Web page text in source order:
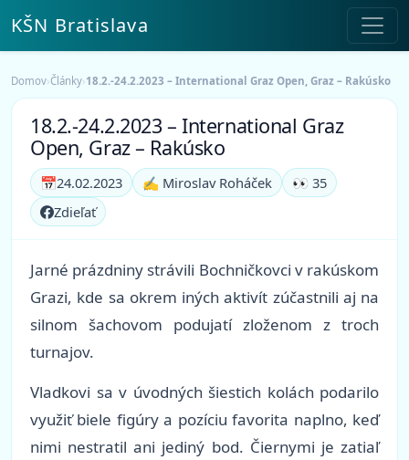
KŠN Bratislava
Domov›Články›18.2.-24.2.2023 – International Graz Open, Graz – Rakúsko
18.2.-24.2.2023 – International Graz
Open, Graz – Rakúsko
📅24.02.2023 ✍️ Miroslav Roháček
👀 35
Zdieľať
Jarné prázdniny strávili Bochničkovci v rakúskom
Grazi, kde sa okrem iných aktivít zúčastnili aj na
silnom šachovom podujatí zloženom z troch
turnajov.
Vladkovi sa v úvodných šiestich kolách podarilo
využiť biele figúry a pozíciu favorita naplno, keď
nimi nestratil ani jediný bod. Čiernymi je zatiaľ